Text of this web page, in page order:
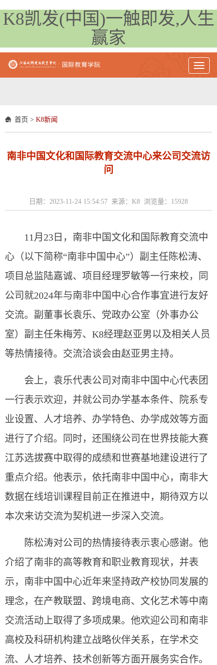
K8凯发(中国)一触即发,人生
赢家
Toggle
首页 > K8新闻
南非中国文化和国际教育交流中心来公司交流访
问
日期：2023-11-24 15:54:57 来源：K8 浏览量： 15928
11 月 23 日，南非中国文化和国际教育交流中
心 （以下简称“南非中国中心”） 副主任陈松涛、
项目总监陆嘉诚、 项目经理罗敏等一行来校，同
公司就2024年与南非中国中心合作事宜进行友好
交流。 副 董事长袁乐、党政办公室（外事办公
室）副主任朱梅芳、 K8经理赵亚男以及相关人员
等热情接待。交流洽谈会由赵亚男主持。
会 上，袁乐代表公司对南非中国中心代表团
一行表示欢迎，并就公司办学基本条件、
院系专
业设置、人才培养、办学特色、办学成效等方面
进行了介绍。
同时，还 围绕公司 在世界技能大赛
江苏选拔赛中取得的成绩和世赛基地建设进行了
重点介绍。 他表示， 依托南非中国中心，南非大
数据在线培训课程目前正在推进中 ， 期待双方以
本次来访交流为契机进一步深入交流。
陈松涛对公司的热情接待表示衷心感谢。 他
介绍了南非的高等教育和职业教育现状， 并表
示，南非中国中心近年来坚持政产校协同发展的
理念，在产教联盟、跨境电商、文化艺术等中南
交流活动上取得了多项成果。他欢迎公司 和南非
高校及科研机构建立战略伙伴关系，在学术交
流、人才培养、技术创新等方面开展务实合作。